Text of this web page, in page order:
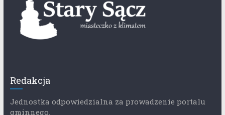
Redakcja
Jednostka odpowiedzialna za prowadzenie portalu
gminnego.